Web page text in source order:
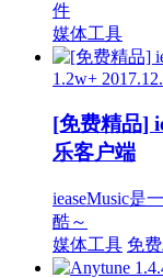
件
媒体工具
1.2w+
[免费精品]
乐客户端
ieaseMusic是
酷～
媒体工具 免